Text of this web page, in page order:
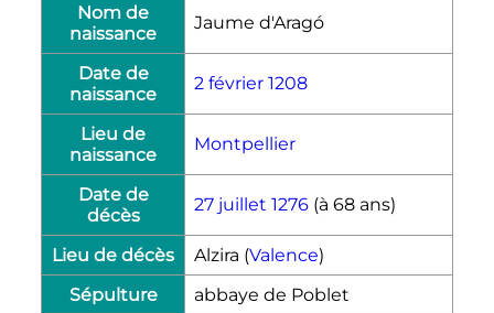
Nom de
naissance
Jaume d'Aragó
Date de
naissance
2 février 1208
Lieu de
naissance
Montpellier
Date de
décès
27 juillet 1276 (à 68 ans)
Lieu de décès Alzira (Valence)
Sépulture
abbaye de Poblet